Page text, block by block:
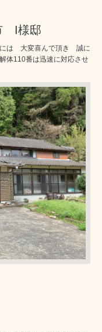
I様邸
には 大変喜んで頂き 誠に
体110番は迅速に対応させ